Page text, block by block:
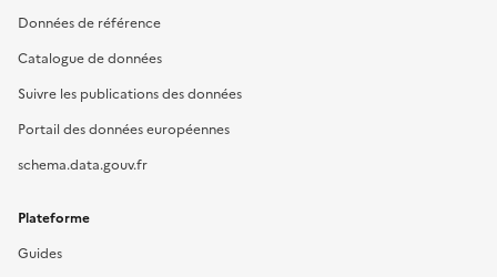
Données de référence
Catalogue de données
Suivre les publications des données
Portail des données européennes
schema.data.gouv.fr
Plateforme
Guides